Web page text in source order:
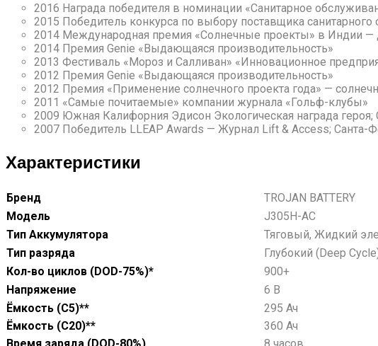
2016 Награда победителя в номинации «Санитарное
2015 Победитель конкурса по выбору поставщика
2014 Международная премия «Солнечные проекты» в Индии —
2014 Премия Genie «Выдающаяся производительность»
2013 Фестиваль «Мороз и Салливан» «Инновационное
2012 Премия Genie «Выдающаяся производительность»
2012 Премия «Применение солнечного проекта года» —
2011 «Самые почитаемые» компании журнала «Гольф-клубы»
2009 Южная Калифорния Эдисон Экологическая награда
2007 Победитель LLEAP Awards — Журнал Lift & Access; Санта-
Характеристики
Бренд
TROJAN BATTERY
Модель
J305H-AC
Тип Аккумулятора
Тяговый, Жидкий
Тип разряда
Глубокий (Deep
Кол-во циклов (DOD-75%)*
900+
Напряжение
6 В
Ёмкость (С5)**
295 Ач
Ёмкость (С20)**
360 Ач
Время заряда (DOD-80%)
8 часов